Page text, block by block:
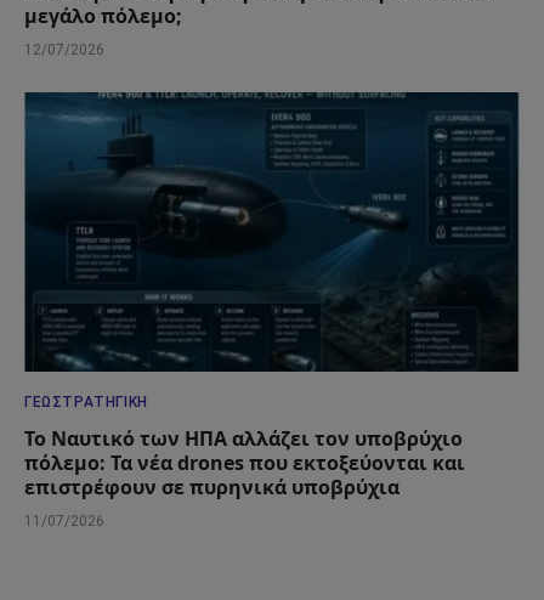
μεγάλο πόλεμο;
12/07/2026
ΓΕΩΣΤΡΑΤΗΓΙΚΉ
Το Ναυτικό των ΗΠΑ αλλάζει τον υποβρύχιο
πόλεμο: Τα νέα drones που εκτοξεύονται και
επιστρέφουν σε πυρηνικά υποβρύχια
11/07/2026